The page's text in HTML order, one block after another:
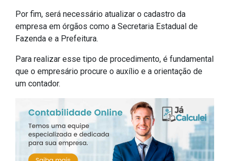
Por fim, será necessário atualizar o cadastro da
empresa em órgãos como a Secretaria Estadual de
Fazenda e a Prefeitura.
Para realizar esse tipo de procedimento, é fundamental
que o empresário procure o auxílio e a orientação de
um contador.